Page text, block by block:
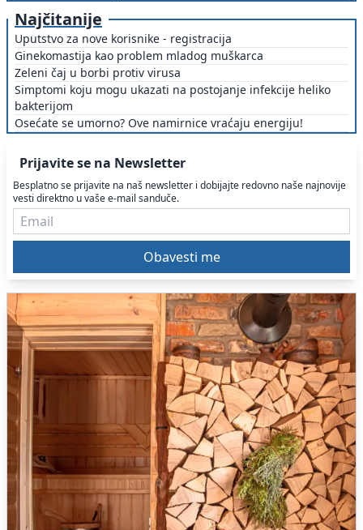
Najčitanije
Uputstvo za nove korisnike - registracija
Ginekomastija kao problem mladog muškarca
Zeleni čaj u borbi protiv virusa
Simptomi koju mogu ukazati na postojanje infekcije heliko
bakterijom
Osećate se umorno? Ove namirnice vraćaju energiju!
Prijavite se na Newsletter
Besplatno se prijavite na naš newsletter i dobijajte redovno naše najnovije
vesti direktno u vaše e-mail sanduče.